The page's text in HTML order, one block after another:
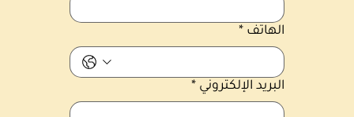
الهاتف *
البريد الإلكتروني *